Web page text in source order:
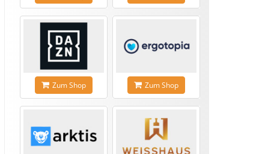
Zum Shop Zum Shop